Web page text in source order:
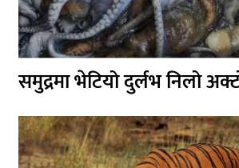
समुद्रमा भेटियो दुर्लभ निलो